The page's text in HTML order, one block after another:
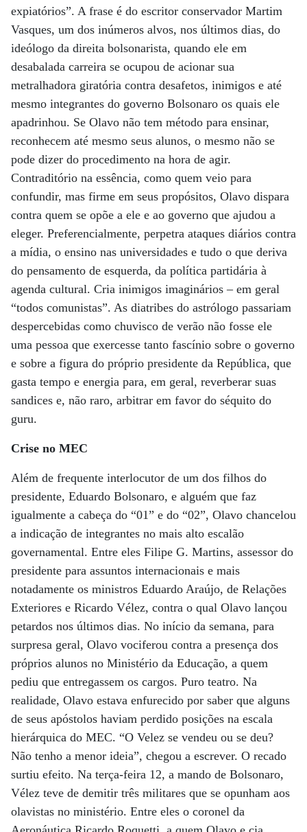
expiatórios”. A frase é do escritor conservador Martim
Vasques, um dos inúmeros alvos, nos últimos dias, do
ideólogo da direita bolsonarista, quando ele em
desabalada carreira se ocupou de acionar sua
metralhadora giratória contra desafetos, inimigos e até
mesmo integrantes do governo Bolsonaro os quais ele
apadrinhou. Se Olavo não tem método para ensinar,
reconhecem até mesmo seus alunos, o mesmo não se
pode dizer do procedimento na hora de agir.
Contraditório na essência, como quem veio para
confundir, mas firme em seus propósitos, Olavo dispara
contra quem se opõe a ele e ao governo que ajudou a
eleger. Preferencialmente, perpetra ataques diários contra
a mídia, o ensino nas universidades e tudo o que deriva
do pensamento de esquerda, da política partidária à
agenda cultural. Cria inimigos imaginários – em geral
“todos comunistas”. As diatribes do astrólogo passariam
despercebidas como chuvisco de verão não fosse ele
uma pessoa que exercesse tanto fascínio sobre o governo
e sobre a figura do próprio presidente da República, que
gasta tempo e energia para, em geral, reverberar suas
sandices e, não raro, arbitrar em favor do séquito do
guru.
Crise no MEC
Além de frequente interlocutor de um dos filhos do
presidente, Eduardo Bolsonaro, e alguém que faz
igualmente a cabeça do “01” e do “02”, Olavo chancelou
a indicação de integrantes no mais alto escalão
governamental. Entre eles Filipe G. Martins, assessor do
presidente para assuntos internacionais e mais
notadamente os ministros Eduardo Araújo, de Relações
Exteriores e Ricardo Vélez, contra o qual Olavo lançou
petardos nos últimos dias. No início da semana, para
surpresa geral, Olavo vociferou contra a presença dos
próprios alunos no Ministério da Educação, a quem
pediu que entregassem os cargos. Puro teatro. Na
realidade, Olavo estava enfurecido por saber que alguns
de seus apóstolos haviam perdido posições na escala
hierárquica do MEC. “O Velez se vendeu ou se deu?
Não tenho a menor ideia”, chegou a escrever. O recado
surtiu efeito. Na terça-feira 12, a mando de Bolsonaro,
Vélez teve de demitir três militares que se opunham aos
olavistas no ministério. Entre eles o coronel da